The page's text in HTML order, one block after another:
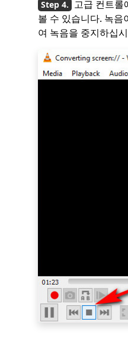
고급 컨트롤
볼 수 있습니다. 녹음
여 녹음을 중지하십